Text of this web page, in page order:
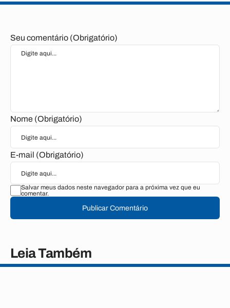
Seu comentário (Obrigatório)
Nome (Obrigatório)
E-mail (Obrigatório)
Salvar meus dados neste navegador para a próxima vez que eu
comentar.
Publicar Comentário
Leia Também